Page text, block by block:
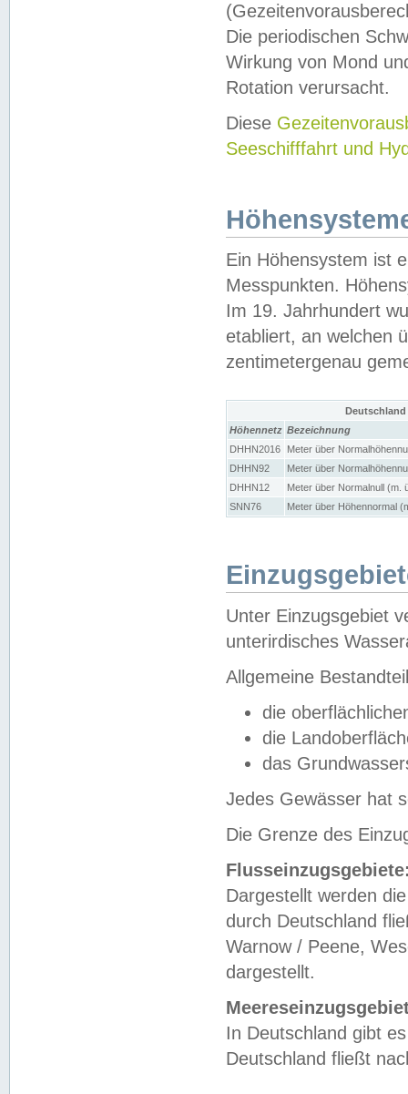
Die periodischen
Wirkung von Mond
Rotation verursacht.
Diese
Seeschifffahrt und
Ein Höhensystem ist
Messpunkten.
Im 19. Jahrhundert
etabliert, an welchen
zentimetergenau
Höhennetz Bezeichnung
DHHN2016
Meter über
DHHN92
Meter über
DHHN12
Meter über Normalnull (m.
SNN76
Meter über Höhennormal
Unter Einzugsgebiet
unterirdisches
Allgemeine
die
die
das
Jedes Gewässer hat
Die Grenze des
Dargestellt werden
durch Deutschland
Warnow / Peene,
dargestellt.
In Deutschland gibt
Deutschland fließt